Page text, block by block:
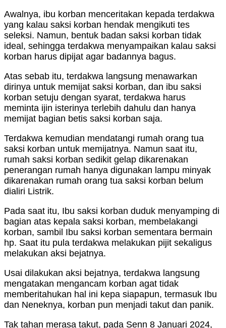
Awalnya, ibu korban menceritakan kepada terdakwa
yang kalau saksi korban hendak mengikuti tes
seleksi. Namun, bentuk badan saksi korban tidak
ideal, sehingga terdakwa menyampaikan kalau saksi
korban harus dipijat agar badannya bagus.
Atas sebab itu, terdakwa langsung menawarkan
dirinya untuk memijat saksi korban, dan ibu saksi
korban setuju dengan syarat, terdakwa harus
meminta ijin isterinya terlebih dahulu dan hanya
memijat bagian betis saksi korban saja.
Terdakwa kemudian mendatangi rumah orang tua
saksi korban untuk memijatnya. Namun saat itu,
rumah saksi korban sedikit gelap dikarenakan
penerangan rumah hanya digunakan lampu minyak
dikarenakan rumah orang tua saksi korban belum
dialiri Listrik.
Pada saat itu, Ibu saksi korban duduk menyamping di
bagian atas kepala saksi korban, membelakangi
korban, sambil Ibu saksi korban sementara bermain
hp. Saat itu pula terdakwa melakukan pijit sekaligus
melakukan aksi bejatnya.
Usai dilakukan aksi bejatnya, terdakwa langsung
mengatakan mengancam korban agat tidak
memberitahukan hal ini kepa siapapun, termasuk Ibu
dan Neneknya, korban pun menjadi takut dan panik.
Tak tahan merasa takut, pada Senn 8 Januari 2024,